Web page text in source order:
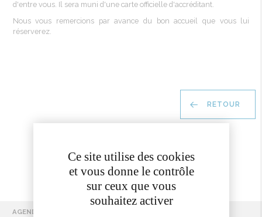
d'entre vous. Il sera muni d'une carte officielle d'accréditant.
Nous vous remercions par avance du bon accueil que vous lui
réserverez.
RETOUR
AGENDA
Ce site utilise des cookies
et vous donne le contrôle
sur ceux que vous
souhaitez activer